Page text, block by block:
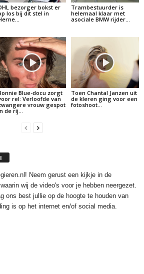
bezorger bokst er
los bij dit stel in
Trambestuurder is
helemaal klaar met
asociale BMW rijder…
Blue-docu zorgt
rel: Verloofde van
vrouw gespot
de rij…
Toen Chantal Janzen uit
de kleren ging voor een
fotoshoot…
Neem gerust een kijkje in de
wij de video's voor je hebben neergezet.
ons best jullie op de hoogte te houden van
is op het internet en/of social media.